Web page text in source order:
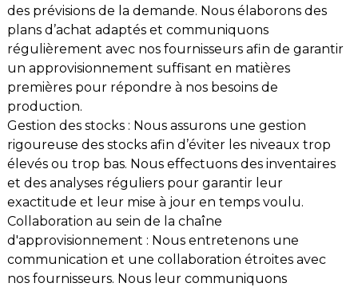
des prévisions de la demande. Nous élaborons des
plans d’achat adaptés et communiquons
régulièrement avec nos fournisseurs afin de garantir
un approvisionnement suffisant en matières
premières pour répondre à nos besoins de
production.
Gestion des stocks : Nous assurons une gestion
rigoureuse des stocks afin d’éviter les niveaux trop
élevés ou trop bas. Nous effectuons des inventaires
et des analyses réguliers pour garantir leur
exactitude et leur mise à jour en temps voulu.
Collaboration au sein de la chaîne
d'approvisionnement : Nous entretenons une
communication et une collaboration étroites avec
nos fournisseurs. Nous leur communiquons